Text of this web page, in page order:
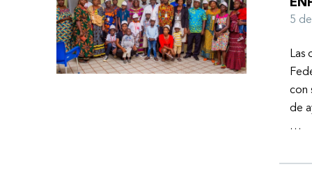
Ayuda Humanitaria de la Federación Mundial de
Hemofilia (FMH) cuando Fendi encontró la
esperanza de una vida mejor.
5
Las
con
de
…